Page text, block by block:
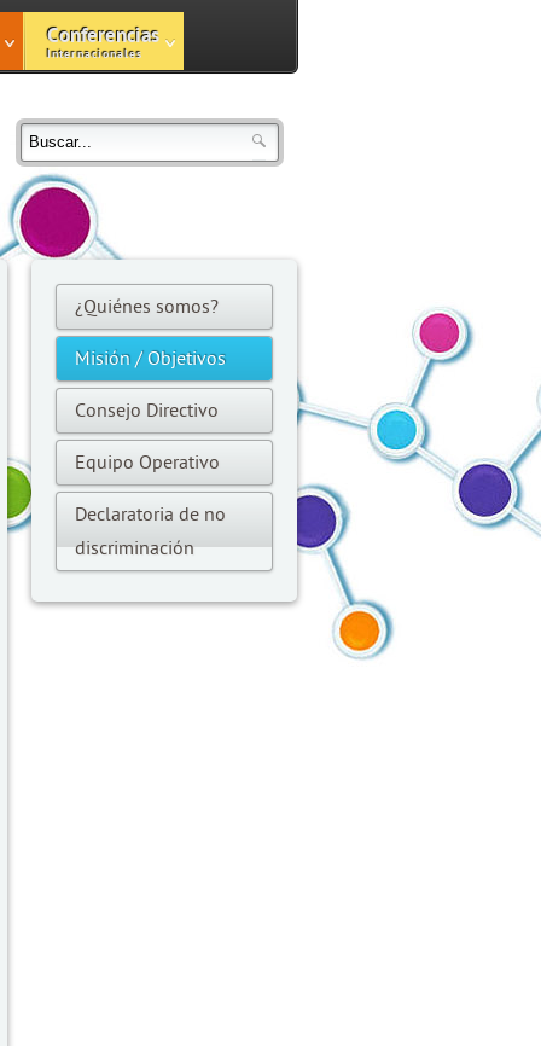
Conferencias
Internacionales
¿Quiénes somos?
Misión / Objetivos
Consejo Directivo
Equipo Operativo
Declaratoria de no
discriminación